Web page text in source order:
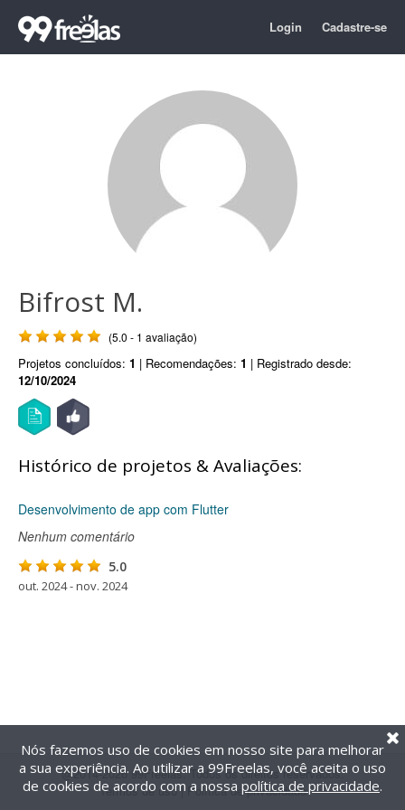
Login Cadastre-se
Bifrost M.
(5.0 - 1 avaliação)
Projetos concluídos: 1 | Recomendações: 1 | Registrado desde:
12/10/2024
Histórico de projetos & Avaliações:
Desenvolvimento de app com Flutter
Nenhum comentário
5.0
out. 2024 - nov. 2024
@2014-2026 99Freelas. Todos os direitos reservados.
Termos de uso| Política de privacidade
Nós fazemos uso de cookies em nosso site para melhorar
a sua experiência. Ao utilizar a 99Freelas, você aceita o uso
de cookies de acordo com a nossa política de privacidade.